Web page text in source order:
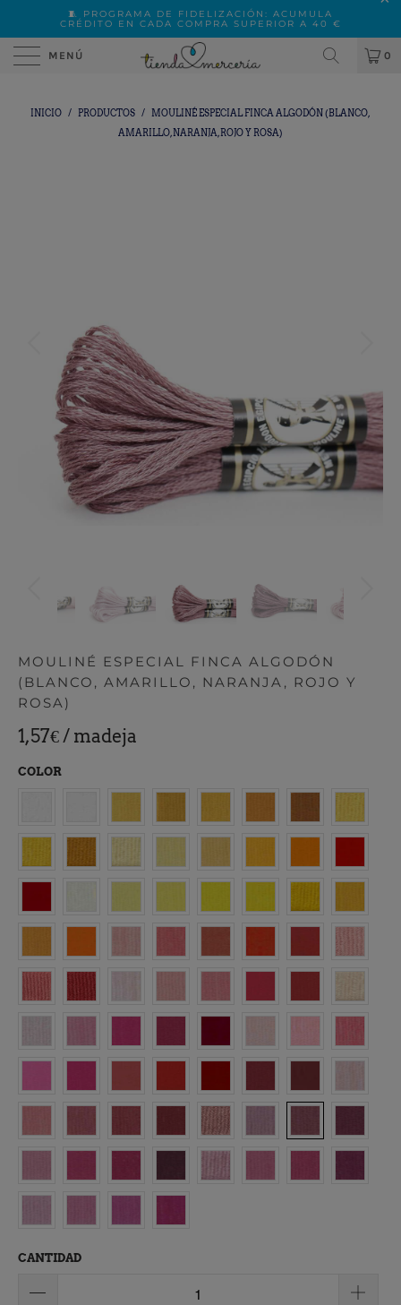
🧵 PROGRAMA DE FIDELIZACIÓN: ACUMULA
CRÉDITO EN CADA COMPRA SUPERIOR A 40 €
MENÚ 0
INICIO / PRODUCTOS / MOULINÉ ESPECIAL FINCA ALGODÓN (BLANCO,
AMARILLO, NARANJA, ROJO Y ROSA)
MOULINÉ ESPECIAL FINCA ALGODÓN
(BLANCO, AMARILLO, NARANJA, ROJO Y
ROSA)
1,57€/ madeja
COLOR
CANTIDAD